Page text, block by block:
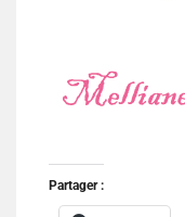
Partager :